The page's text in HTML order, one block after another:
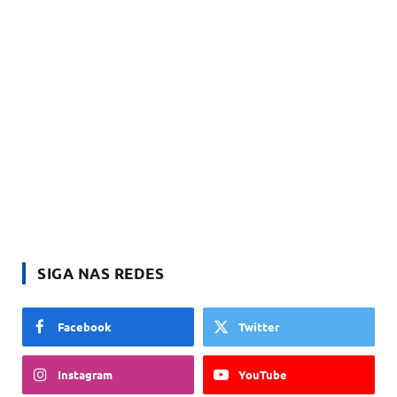
SIGA NAS REDES
Facebook Twitter
Instagram YouTube